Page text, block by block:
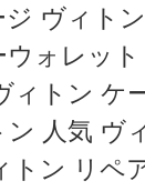
ジ ヴィト
ウォレッ
ィトン ケ
ン 人気 ヴ
トン リペ